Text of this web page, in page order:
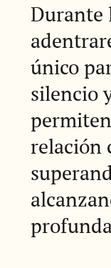
Durante
único
silencio
relación